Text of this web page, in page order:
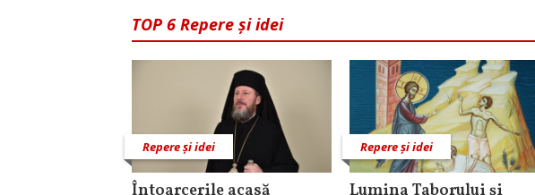
TOP 6 Repere și idei
Repere și idei Repere și idei